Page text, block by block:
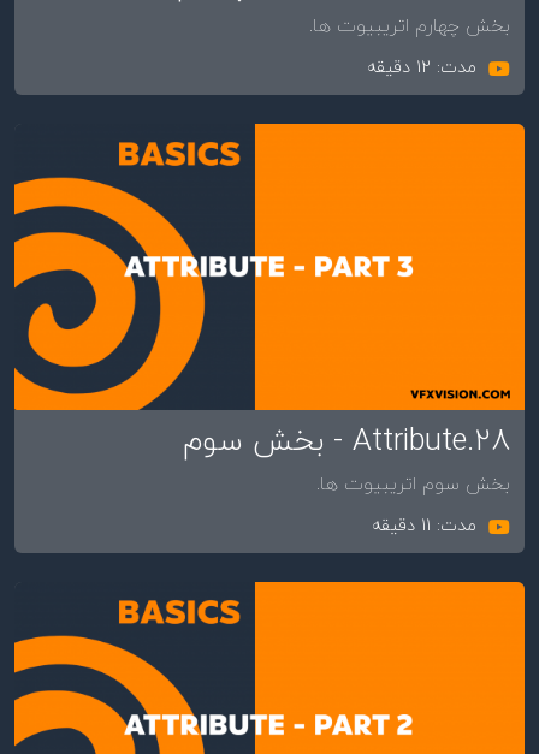
بخش چهارم اتریبیوت ها.
مدت: 12 دقیقه
28.Attribute - بخش سوم
بخش سوم اتریبیوت ها.
مدت: 11 دقیقه